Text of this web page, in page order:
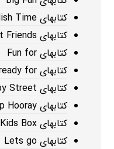
کتابهای English Time
کتابهای First Friends
کتابهای Fun for
کتابهای Get ready for
کتابهای Happy Street
کتابهای Hip Hip Hooray
کتابهای Kids Box
کتابهای Lets go